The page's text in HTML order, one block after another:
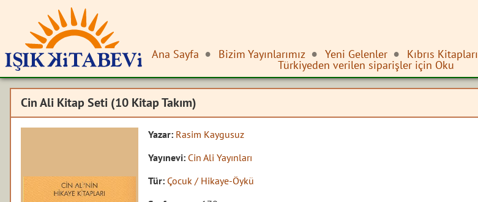
Ana Sayfa Bizim Yayınlarımız Yeni Gelenler Kıbrıs Kitapları
Türkiyeden verilen siparişler için Oku
Cin Ali Kitap Seti (10 Kitap Takım)
Yazar: Rasim Kaygusuz
Yayınevi: Cin Ali Yayınları
Tür: Çocuk / Hikaye-Öykü